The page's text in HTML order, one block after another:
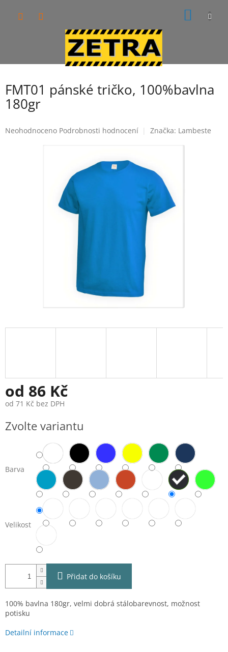
FMT01 pánské tričko, 100%bavlna
180gr
Průměrné
Neohodnoceno Podrobnosti hodnocení Značka: Lambeste
od 86 Kč
od 71 Kč bez DPH
cena:
Zvolte variantu
Barva
Velikost
Přidat do košíku
100% bavlna 180gr, velmi dobrá stálobarevnost, možnost
potisku
Detailní informace